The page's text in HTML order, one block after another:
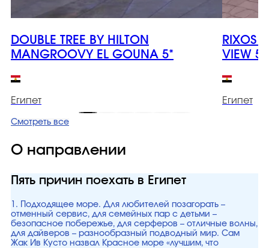
DOUBLE TREE BY HILTON
MANGROOVY EL GOUNA 5*
Египет
RIXOS
VIEW 5*
Египет
Смотреть все
О направлении
Пять причин поехать в Египет
1. Подходящее море. Для любителей позагорать –
отменный сервис, для семейных пар с детьми –
безопасное побережье, для серферов – отличные волны,
для дайверов – разнообразный подводный мир. Сам
Жак Ив Кусто назвал Красное море «лучшим, что